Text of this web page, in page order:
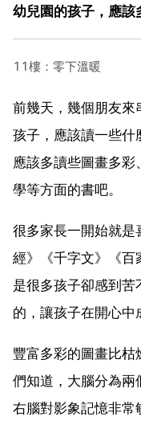
幼兒園的孩子，應該
11樓：零下溫暖
前幾天，幾個朋友來
孩子，應該讀一些什
應該多讀些圖畫多
學等方面的書吧。
很多家長一開始就是
經》《千字文》《百
是很多孩子卻感到苦
的，讓孩子在開心中
豐富多彩的圖畫比
們知道，大腦分為兩
右腦對影象記憶非常